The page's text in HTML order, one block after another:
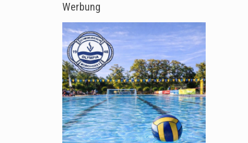
Werbung